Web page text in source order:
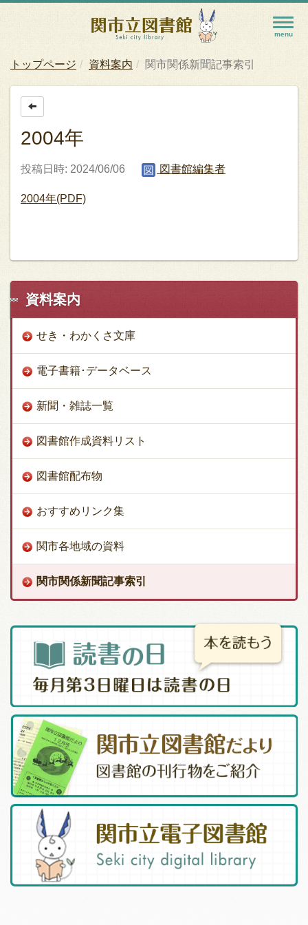
トップページ 資料案内 関市関係新聞記事索引
2004年
投稿日時: 2024/06/06 図書館編集者
2004年(PDF)
資料案内
せき・わかくさ文庫
電子書籍･データベース
新聞・雑誌一覧
図書館作成資料リスト
図書館配布物
おすすめリンク集
関市各地域の資料
関市関係新聞記事索引